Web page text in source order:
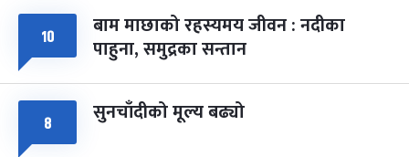
८ फागुपूर्णिमा
चैत्र ८, २०८३-Mar 22, 2027
७ महिना बाँकी
१० बाम माछाको रहस्यमय जीवन : नदीका
पाहुना, समुद्रका सन्तान
८ सुनचाँदीको मूल्य बढ्यो